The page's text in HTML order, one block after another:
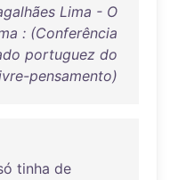
Lima - O
: (Conferência
portuguez do
pensamento)
tinha de